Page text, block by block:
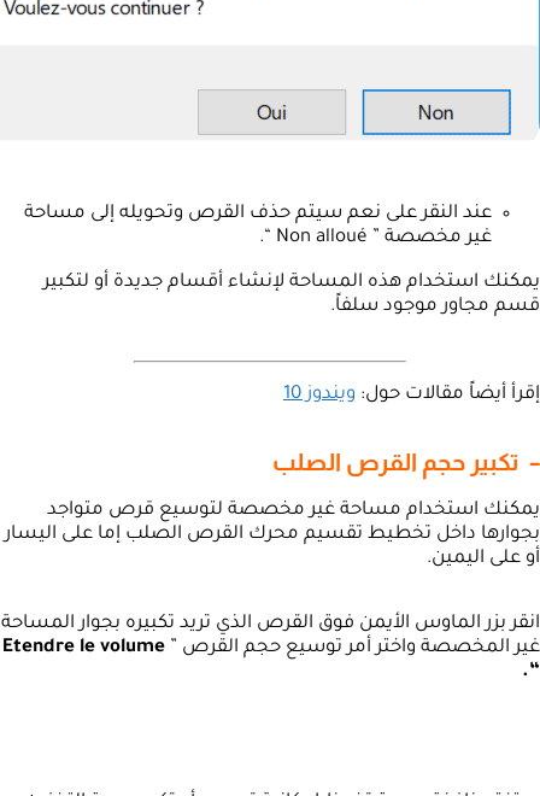
عند النقر على نعم سيتم حذف القرص وتحويله إلى مساحة
غير مخصصة ” Non alloué “.
يمكنك استخدام هذه المساحة لإنشاء أقسام جديدة أو لتكبير
قسم مجاور موجود سلفاً.
إقرأ أيضاً مقالات حول: ويندوز 10
– تكبير حجم القرص الصلب
يمكنك استخدام مساحة غير مخصصة لتوسيع قرص متواجد
بجوارها داخل تخطيط تقسيم محرك القرص الصلب إما على اليسار
أو على اليمين.
انقر بزر الماوس الأيمن فوق القرص الذي تريد تكبيره بجوار المساحة
غير المخصصة واختر أمر توسيع حجم القرص ” Etendre le volume
“.